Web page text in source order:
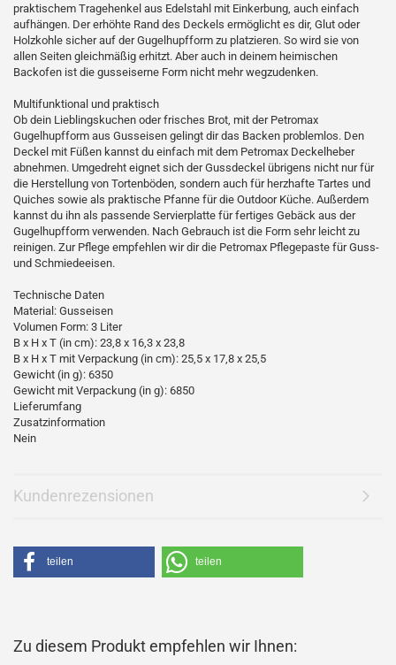
praktischem Tragehenkel aus Edelstahl mit Einkerbung, auch einfach
aufhängen. Der erhöhte Rand des Deckels ermöglicht es dir, Glut oder
Holzkohle sicher auf der Gugelhupfform zu platzieren. So wird sie von
allen Seiten gleichmäßig erhitzt. Aber auch in deinem heimischen
Backofen ist die gusseiserne Form nicht mehr wegzudenken.
Multifunktional und praktisch
Ob dein Lieblingskuchen oder frisches Brot, mit der Petromax
Gugelhupfform aus Gusseisen gelingt dir das Backen problemlos. Den
Deckel mit Füßen kannst du einfach mit dem Petromax Deckelheber
abnehmen. Umgedreht eignet sich der Gussdeckel übrigens nicht nur für
die Herstellung von Tortenböden, sondern auch für herzhafte Tartes und
Quiches sowie als praktische Pfanne für die Outdoor Küche. Außerdem
kannst du ihn als passende Servierplatte für fertiges Gebäck aus der
Gugelhupfform verwenden. Nach Gebrauch ist die Form sehr leicht zu
reinigen. Zur Pflege empfehlen wir dir die Petromax Pflegepaste für Guss-
und Schmiedeeisen.
Technische Daten
Material: Gusseisen
Volumen Form: 3 Liter
B x H x T (in cm): 23,8 x 16,3 x 23,8
B x H x T mit Verpackung (in cm): 25,5 x 17,8 x 25,5
Gewicht (in g): 6350
Gewicht mit Verpackung (in g): 6850
Lieferumfang
Zusatzinformation
Nein
Kundenrezensionen
teilen teilen
Zu diesem Produkt empfehlen wir Ihnen: